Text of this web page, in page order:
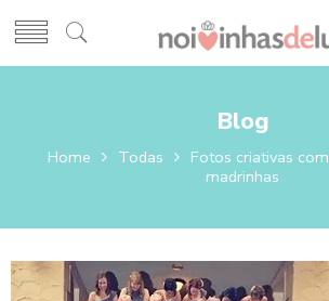
Blog
Home Todas
Fotos criativas
madrinhas